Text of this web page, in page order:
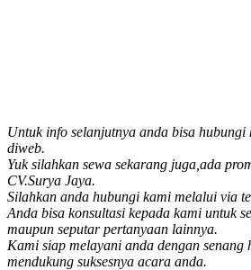
Untuk info selanjutnya anda bisa hubungi
diweb.
Yuk silahkan sewa sekarang juga,ada
CV.Surya Jaya.
Silahkan anda hubungi kami melalui via
Anda bisa konsultasi kepada kami untuk
maupun seputar pertanyaan lainnya.
Kami siap melayani anda dengan
mendukung suksesnya acara anda.